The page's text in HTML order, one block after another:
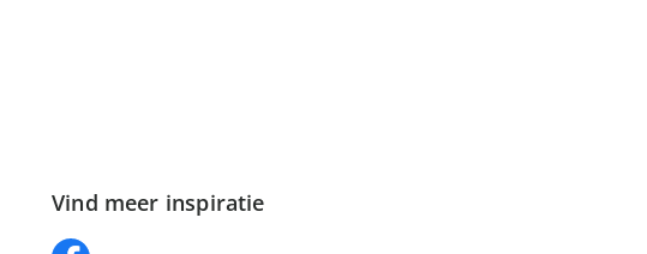
Vind meer inspiratie